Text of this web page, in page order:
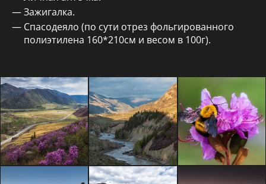
Зажигалка.
Спасодеяло (по сути отрез фольгированного
полиэтилена 160*210см и весом в 100г).